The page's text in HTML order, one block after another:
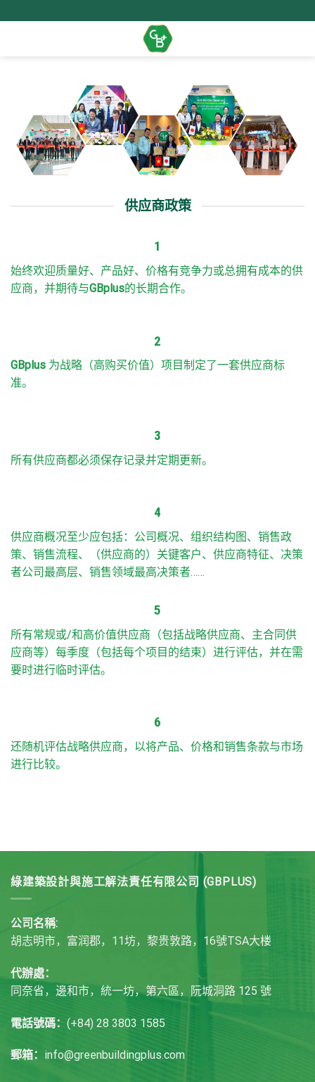
to
供应商政策
1
始终欢迎质量好、产品好、价格有竞争力或总拥有成本的供
应商，并期待与GBplus的长期合作。
2
GBplus 为战略（高购买价值）项目制定了一套供应商标
准。
3
所有供应商都必须保存记录并定期更新。
4
供应商概况至少应包括：公司概况、组织结构图、销售政
策、销售流程、（供应商的）关键客户、供应商特征、决策
者公司最高层、销售领域最高决策者……
5
所有常规或/和高价值供应商（包括战略供应商、主合同供
应商等）每季度（包括每个项目的结束）进行评估，并在需
要时进行临时评估。
6
还随机评估战略供应商，以将产品、价格和销售条款与市场
进行比较。
綠建築設計與施工解法責任有限公司 (GBPLUS)
公司名稱:
胡志明市，富润郡，11坊，黎贵敦路，16號TSA大楼
代辦處：
同奈省，邊和市，統一坊，第六區，阮城洞路 125 號
電話號碼： (+84) 28 3803 1585
郵箱： info@greenbuildingplus.com